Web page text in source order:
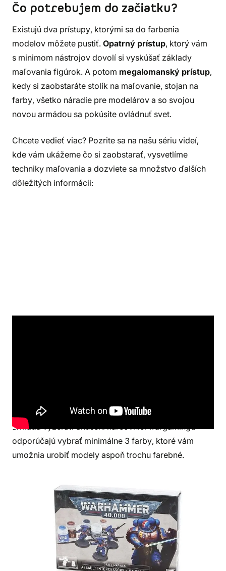
Čo potrebujem do začiatku?
Existujú dva prístupy, ktorými sa do farbenia
modelov môžete pustiť. Opatrný prístup, ktorý vám
s minimom nástrojov dovolí si vyskúšať základy
maľovania figúrok. A potom megalomanský prístup,
kedy si zaobstaráte stolík na maľovanie, stojan na
farby, všetko náradie pre modelárov a so svojou
novou armádou sa pokúsite ovládnuť svet.
Chcete vedieť viac? Pozrite sa na našu sériu videí,
kde vám ukážeme čo si zaobstarať, vysvetlíme
techniky maľovania a dozviete sa množstvo ďalších
dôležitých informácii:
na vašej predstave, ako má vaša figúrka alebo
armáda vyzerať. Skúsení harcovníci wargamingu
odporúčajú vybrať minimálne 3 farby, ktoré vám
umožnia urobiť modely aspoň trochu farebné.